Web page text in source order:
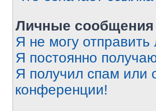
Личные сообщения
Я не могу
Я постоянно
Я получил спам или
конференции!